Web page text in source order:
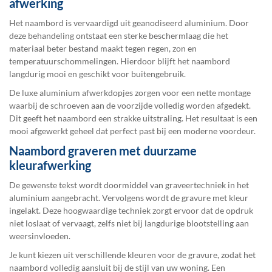
afwerking
Het naambord is vervaardigd uit geanodiseerd aluminium. Door
deze behandeling ontstaat een sterke beschermlaag die het
materiaal beter bestand maakt tegen regen, zon en
temperatuurschommelingen. Hierdoor blijft het naambord
langdurig mooi en geschikt voor buitengebruik.
De luxe aluminium afwerkdopjes zorgen voor een nette montage
waarbij de schroeven aan de voorzijde volledig worden afgedekt.
Dit geeft het naambord een strakke uitstraling. Het resultaat is een
mooi afgewerkt geheel dat perfect past bij een moderne voordeur.
Naambord graveren met duurzame
kleurafwerking
De gewenste tekst wordt doormiddel van graveertechniek in het
aluminium aangebracht. Vervolgens wordt de gravure met kleur
ingelakt. Deze hoogwaardige techniek zorgt ervoor dat de opdruk
niet loslaat of vervaagt, zelfs niet bij langdurige blootstelling aan
weersinvloeden.
Je kunt kiezen uit verschillende kleuren voor de gravure, zodat het
naambord volledig aansluit bij de stijl van uw woning. Een